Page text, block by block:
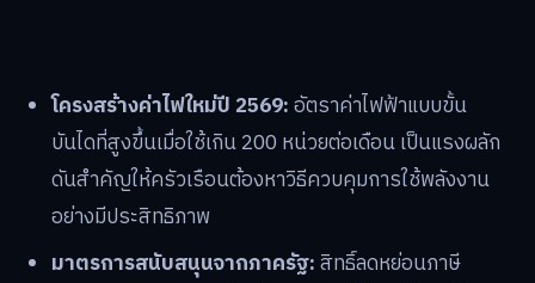
โครงสร้างค่าไฟใหม่ปี 2569:อัตราค่าไฟฟ้าแบบขั้น
บันไดที่สูงขึ้นเมื่อใช้เกิน 200 หน่วยต่อเดือน เป็นแรงผลัก
ดันสำคัญให้ครัวเรือนต้องหาวิธีควบคุมการใช้พลังงาน
อย่างมีประสิทธิภาพ
มาตรการสนับสนุนจากภาครัฐ:สิทธิ์ลดหย่อนภาษี